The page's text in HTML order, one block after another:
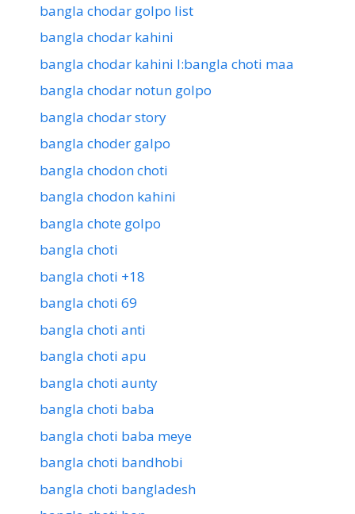
bangla chodar golpo list
bangla chodar kahini
bangla chodar kahini l:bangla choti maa
bangla chodar notun golpo
bangla chodar story
bangla choder galpo
bangla chodon choti
bangla chodon kahini
bangla chote golpo
bangla choti
bangla choti +18
bangla choti 69
bangla choti anti
bangla choti apu
bangla choti aunty
bangla choti baba
bangla choti baba meye
bangla choti bandhobi
bangla choti bangladesh